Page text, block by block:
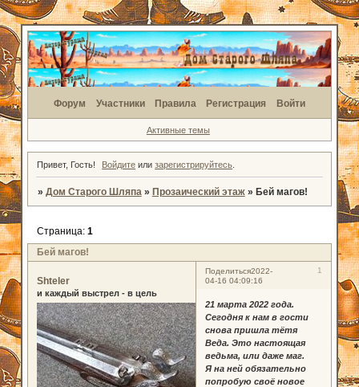
Форум Участники Правила Регистрация Войти
Активные темы
Привет, Гость! Войдите илизарегистрируйтесь
» Дом Старого Шляпа » Прозаический этаж » Бей магов!
Бей магов!
Страница: 1
Поделиться 1
2022-
04-16 04:09:16
Shteler
и каждый выстрел - в цель
21 марта 2022 года.
Сегодня к нам в гости
снова пришла тётя
Веда. Это настоящая
ведьма, или даже маг.
Я на ней обязательно
попробую своё новое